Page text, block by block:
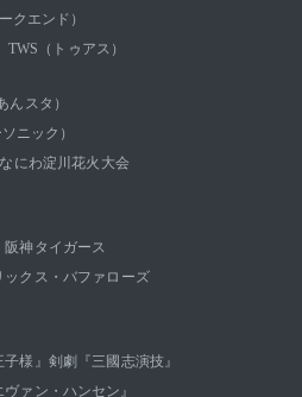
クエンド）
TWS（トゥアス）
んスタ）
ニック）
なにわ淀川花火大会
阪神タイガース
ックス・バファローズ
様』 剣劇『三國志演技』
ァン・ハンセン』